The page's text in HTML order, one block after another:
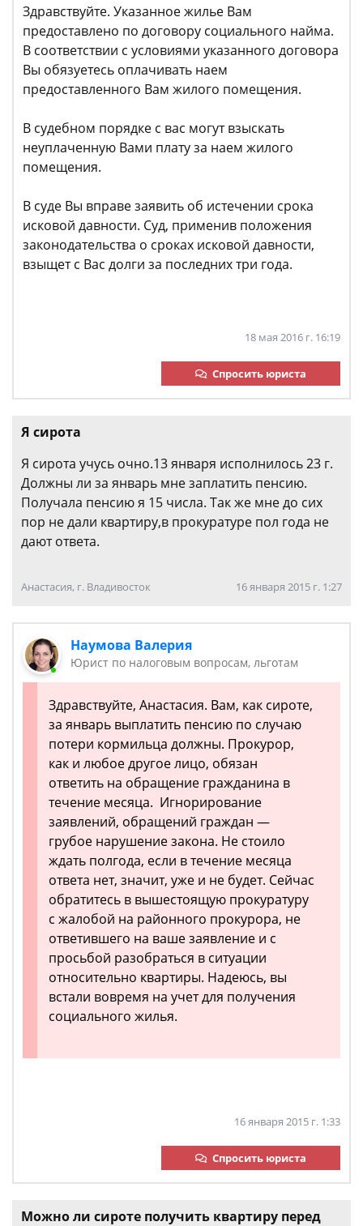
Здравствуйте. Указанное жилье Вам
предоставлено по договору социального найма.
В соответствии с условиями указанного договора
Вы обязуетесь оплачивать наем
предоставленного Вам жилого помещения.
В судебном порядке с вас могут взыскать
неуплаченную Вами плату за наем жилого
помещения.
В суде Вы вправе заявить об истечении срока
исковой давности. Суд, применив положения
законодательства о сроках исковой давности,
взыщет с Вас долги за последних три года.
18 мая 2016 г. 16:19
Спросить юриста
Я сирота
Я сирота учусь очно.13 января исполнилось 23 г.
Должны ли за январь мне заплатить пенсию.
Получала пенсию я 15 числа. Так же мне до сих
пор не дали квартиру,в прокуратуре пол года не
дают ответа.
Анастасия, г. Владивосток 16 января 2015 г. 1:27
Наумова Валерия
Юрист по налоговым вопросам, льготам
Здравствуйте, Анастасия. Вам, как сироте,
за январь выплатить пенсию по случаю
потери кормильца должны. Прокурор,
как и любое другое лицо, обязан
ответить на обращение гражданина в
течение месяца. Игнорирование
заявлений, обращений граждан —
грубое нарушение закона. Не стоило
ждать полгода, если в течение месяца
ответа нет, значит, уже и не будет. Сейчас
обратитесь в вышестоящую прокуратуру
с жалобой на районного прокурора, не
ответившего на ваше заявление и с
просьбой разобраться в ситуации
относительно квартиры. Надеюсь, вы
встали вовремя на учет для получения
социального жилья.
16 января 2015 г. 1:33
Спросить юриста
Можно ли сироте получить квартиру перед